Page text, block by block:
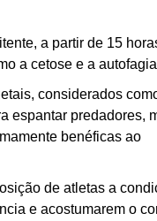
a partir de 15
a cetose e a
considerados
espantar predadores,
benéficas ao
de atletas a
e acostumarem o